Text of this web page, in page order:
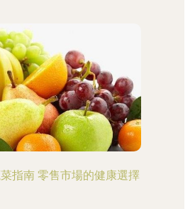
指南 零售市場的健康選擇